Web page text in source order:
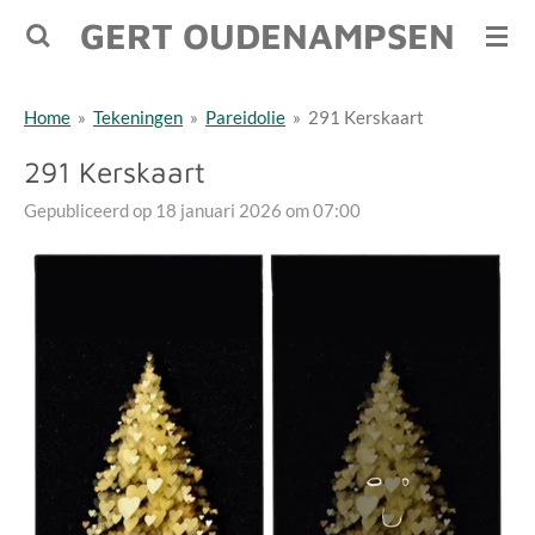
Ga
de
GERT OUDENAMPSEN
Home » Tekeningen » Pareidolie » 291 Kerskaart
291 Kerskaart
Gepubliceerd op 18 januari 2026 om 07:00